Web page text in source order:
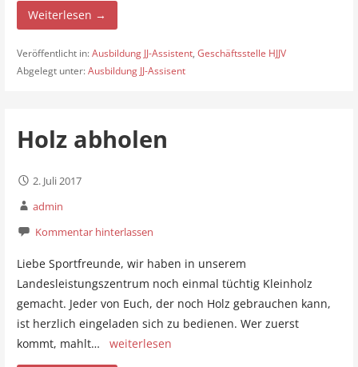
Weiterlesen →
Veröffentlicht in:Ausbildung JJ-Assistent, Geschäftsstelle HJJV
Abgelegt unter:Ausbildung JJ-Assisent
Holz abholen
2. Juli 2017
admin
Kommentar hinterlassen
Liebe Sportfreunde, wir haben in unserem
Landesleistungszentrum noch einmal tüchtig Kleinholz
gemacht. Jeder von Euch, der noch Holz gebrauchen kann,
ist herzlich eingeladen sich zu bedienen. Wer zuerst
kommt, mahlt… weiterlesen